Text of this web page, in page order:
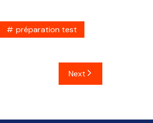
préparation test
Next